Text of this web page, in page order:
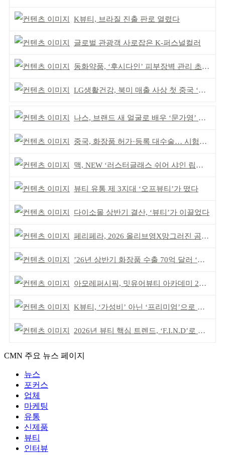
K뷰티, 브라질 진출 판로 열렸다
글로벌 관광객 사로잡은 K-퍼스널컬러
동화약품, ‘후시다인’ 피부장벽 관리 초점 ‘리브랜딩’
LG생활건강, 북미 매출 사상 첫 중국 ‘추월’
나스, 브랜드 새 얼굴로 배우 ‘문가영’ 발탁
중국, 화장품 허가·등록 대수술… 시험자료 공용 허용
맥, NEW ‘러스터글래스 쉬어 샤인 립스틱’ 출시
뷰티 유통 제 3지대 ‘오프뷰티’가 떴다
다이소몰 상반기 결산, ‘뷰티’가 이끌었다
페리페라, 2026 올리브영X망그러진 곰 콜라보
’26년 상반기 화장품 수출 70억 달러 ‘역대 최고’
아모레퍼시픽, 밋유어뷰티 아카데미 2기 발대식
K뷰티, ‘가성비’ 아닌 ‘프리미엄’으로 승부걸어야
2026년 뷰티 핵심 트렌드, ‘F.I.N.D’로 읽는다
CMN 주요 뉴스 페이지
뉴스
포커스
업체
마케팅
유통
신제품
뷰티
인터뷰